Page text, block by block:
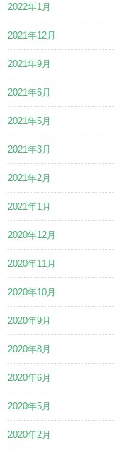
2022年1月
2021年12月
2021年9月
2021年6月
2021年5月
2021年3月
2021年2月
2021年1月
2020年12月
2020年11月
2020年10月
2020年9月
2020年8月
2020年6月
2020年5月
2020年2月